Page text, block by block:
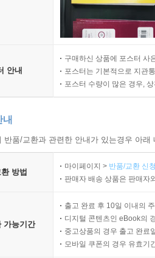
안내
구매하신 상품에 포스터 사
포스터는 기본적으로 지관
포스터 수량이 많은 경우,
품/교환과 관련한 안내가 있는경우 아
방법
마이페이지 > 반품/교환 신
판매자 배송 상품은 판매자
가능기간
출고 완료 후 10일 이내의
디지털 콘텐츠인 eBook의
중고상품의 경우 출고 완료
모바일 쿠폰의 경우 유효기